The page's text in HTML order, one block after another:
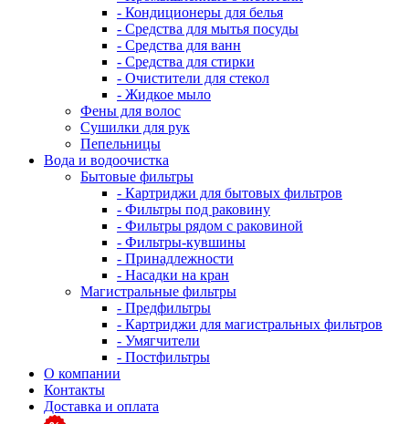
- Кондиционеры для белья
- Средства для мытья посуды
- Средства для ванн
- Средства для стирки
- Очистители для стекол
- Жидкое мыло
Фены для волос
Сушилки для рук
Пепельницы
Вода и водоочистка
Бытовые фильтры
- Картриджи для бытовых фильтров
- Фильтры под раковину
- Фильтры рядом с раковиной
- Фильтры-кувшины
- Принадлежности
- Насадки на кран
Магистральные фильтры
- Предфильтры
- Картриджи для магистральных фильтров
- Умягчители
- Постфильтры
О компании
Контакты
Доставка и оплата